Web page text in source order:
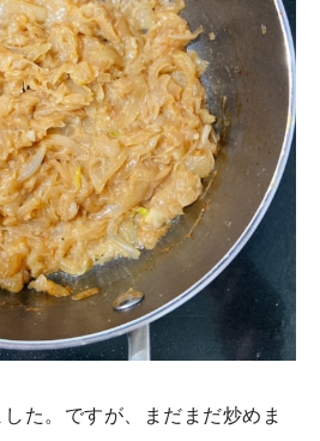
た。ですが、まだまだ炒めま